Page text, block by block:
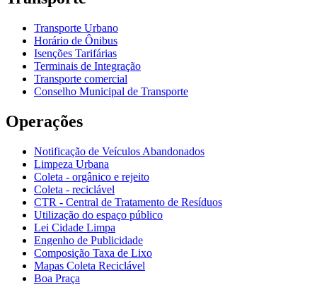
Transporte Urbano
Horário de Ônibus
Isenções Tarifárias
Terminais de Integração
Transporte comercial
Conselho Municipal de Transporte
Operações
Notificação de Veículos Abandonados
Limpeza Urbana
Coleta - orgânico e rejeito
Coleta - reciclável
CTR - Central de Tratamento de Resíduos
Utilização do espaço público
Lei Cidade Limpa
Engenho de Publicidade
Composição Taxa de Lixo
Mapas Coleta Reciclável
Boa Praça